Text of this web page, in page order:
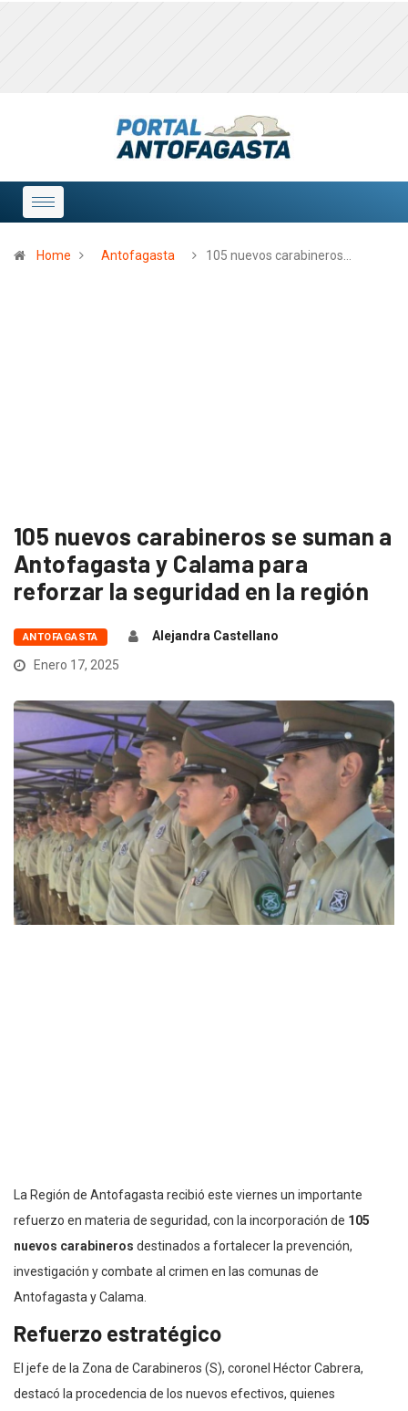
Home Antofagasta 105 nuevos carabineros…
105 nuevos carabineros se suman a
Antofagasta y Calama para
reforzar la seguridad en la región
ANTOFAGASTA
Alejandra Castellano
Enero 17, 2025
La Región de Antofagasta recibió este viernes un importante
refuerzo en materia de seguridad, con la incorporación de 105
nuevos carabineros destinados a fortalecer la prevención,
investigación y combate al crimen en las comunas de
Antofagasta y Calama.
Refuerzo estratégico
El jefe de la Zona de Carabineros (S), coronel Héctor Cabrera,
destacó la procedencia de los nuevos efectivos, quienes